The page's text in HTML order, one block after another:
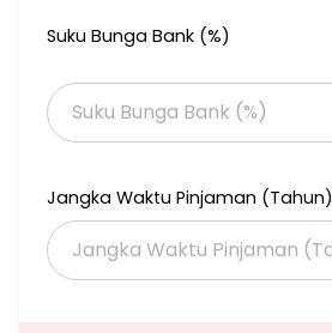
Suku Bunga Bank (%)
Jangka Waktu Pinjaman (Tahun)